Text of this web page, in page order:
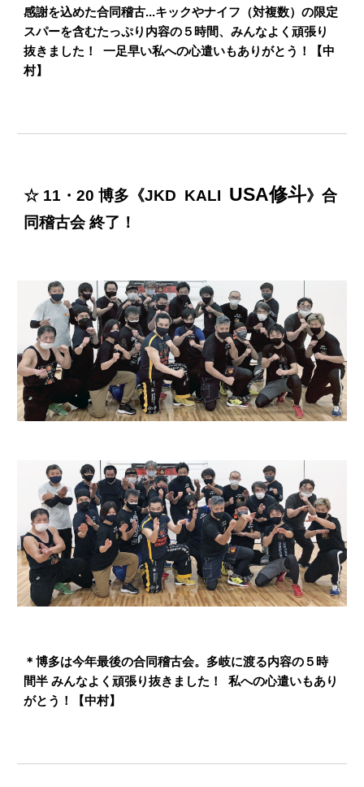
感謝を込めた合同稽古...キックやナイフ（対複数）の限定
スパーを含むたっぷり内容の５時間、みんなよく頑張り
抜きました！ 一足早い私への心遣いもありがとう！【中
村】
☆ 11・20 博多《JKD KALI USA修斗》合
同稽古会 終了！
＊博多は今年最後の合同稽古会。多岐に渡る内容の５時
間半 みんなよく頑張り抜きました！ 私への心遣いもあり
がとう！【中村】